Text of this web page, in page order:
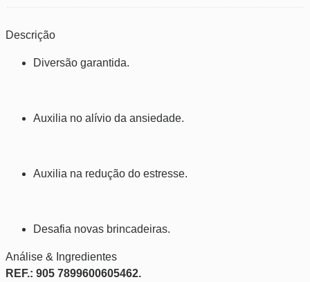
Descrição
Diversão garantida.
Auxilia no alívio da ansiedade.
Auxilia na redução do estresse.
Desafia novas brincadeiras.
Análise & Ingredientes
REF.: 905 7899600605462.